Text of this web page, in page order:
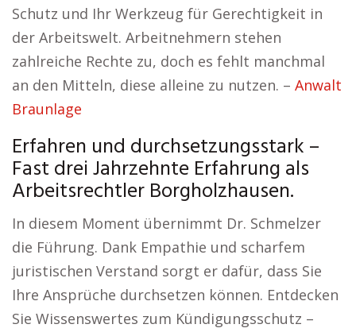
Schutz und Ihr Werkzeug für Gerechtigkeit in
der Arbeitswelt. Arbeitnehmern stehen
zahlreiche Rechte zu, doch es fehlt manchmal
an den Mitteln, diese alleine zu nutzen. – Anwalt
Braunlage
Erfahren und durchsetzungsstark –
Fast drei Jahrzehnte Erfahrung als
Arbeitsrechtler Borgholzhausen.
In diesem Moment übernimmt Dr. Schmelzer
die Führung. Dank Empathie und scharfem
juristischen Verstand sorgt er dafür, dass Sie
Ihre Ansprüche durchsetzen können. Entdecken
Sie Wissenswertes zum Kündigungsschutz –